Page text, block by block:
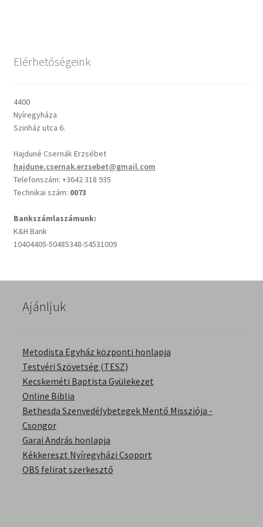
Cseri Kálmán: A kegyelem harmatja
Oswald Chambers: Krisztus mindenek felett
Mindennapi kenyerünk
Alkalmaink
Bemutatkozás
Elérhetőségek
English Bible Talks with Granville Pillar
Képek
Kitekintés
Könyvtár
Család-Házasság
Életrajzok-Regények
Elérhetőségeink
4400
Nyíregyháza
Szinház utca 6.
Hajduné Csernák Erzsébet
hajdune.csernak.erzsebet@gmail.com
Telefonszám: +3642 318 935
Technikai szám: 0073
Bankszámlaszámunk:
K&H Bank
10404405-50485348-54531009
Ajánljuk
Metodista Egyház központi honlapja
Testvéri Szövetség (TESZ)
Kecskeméti Baptista Gyülekezet
Online Biblia
Bethesda Szenvedélybetegek Mentő Missziója -
Csongor
Garai András honlapja
Kékkereszt Nyíregyházi Csoport
OBS felirat szerkesztő